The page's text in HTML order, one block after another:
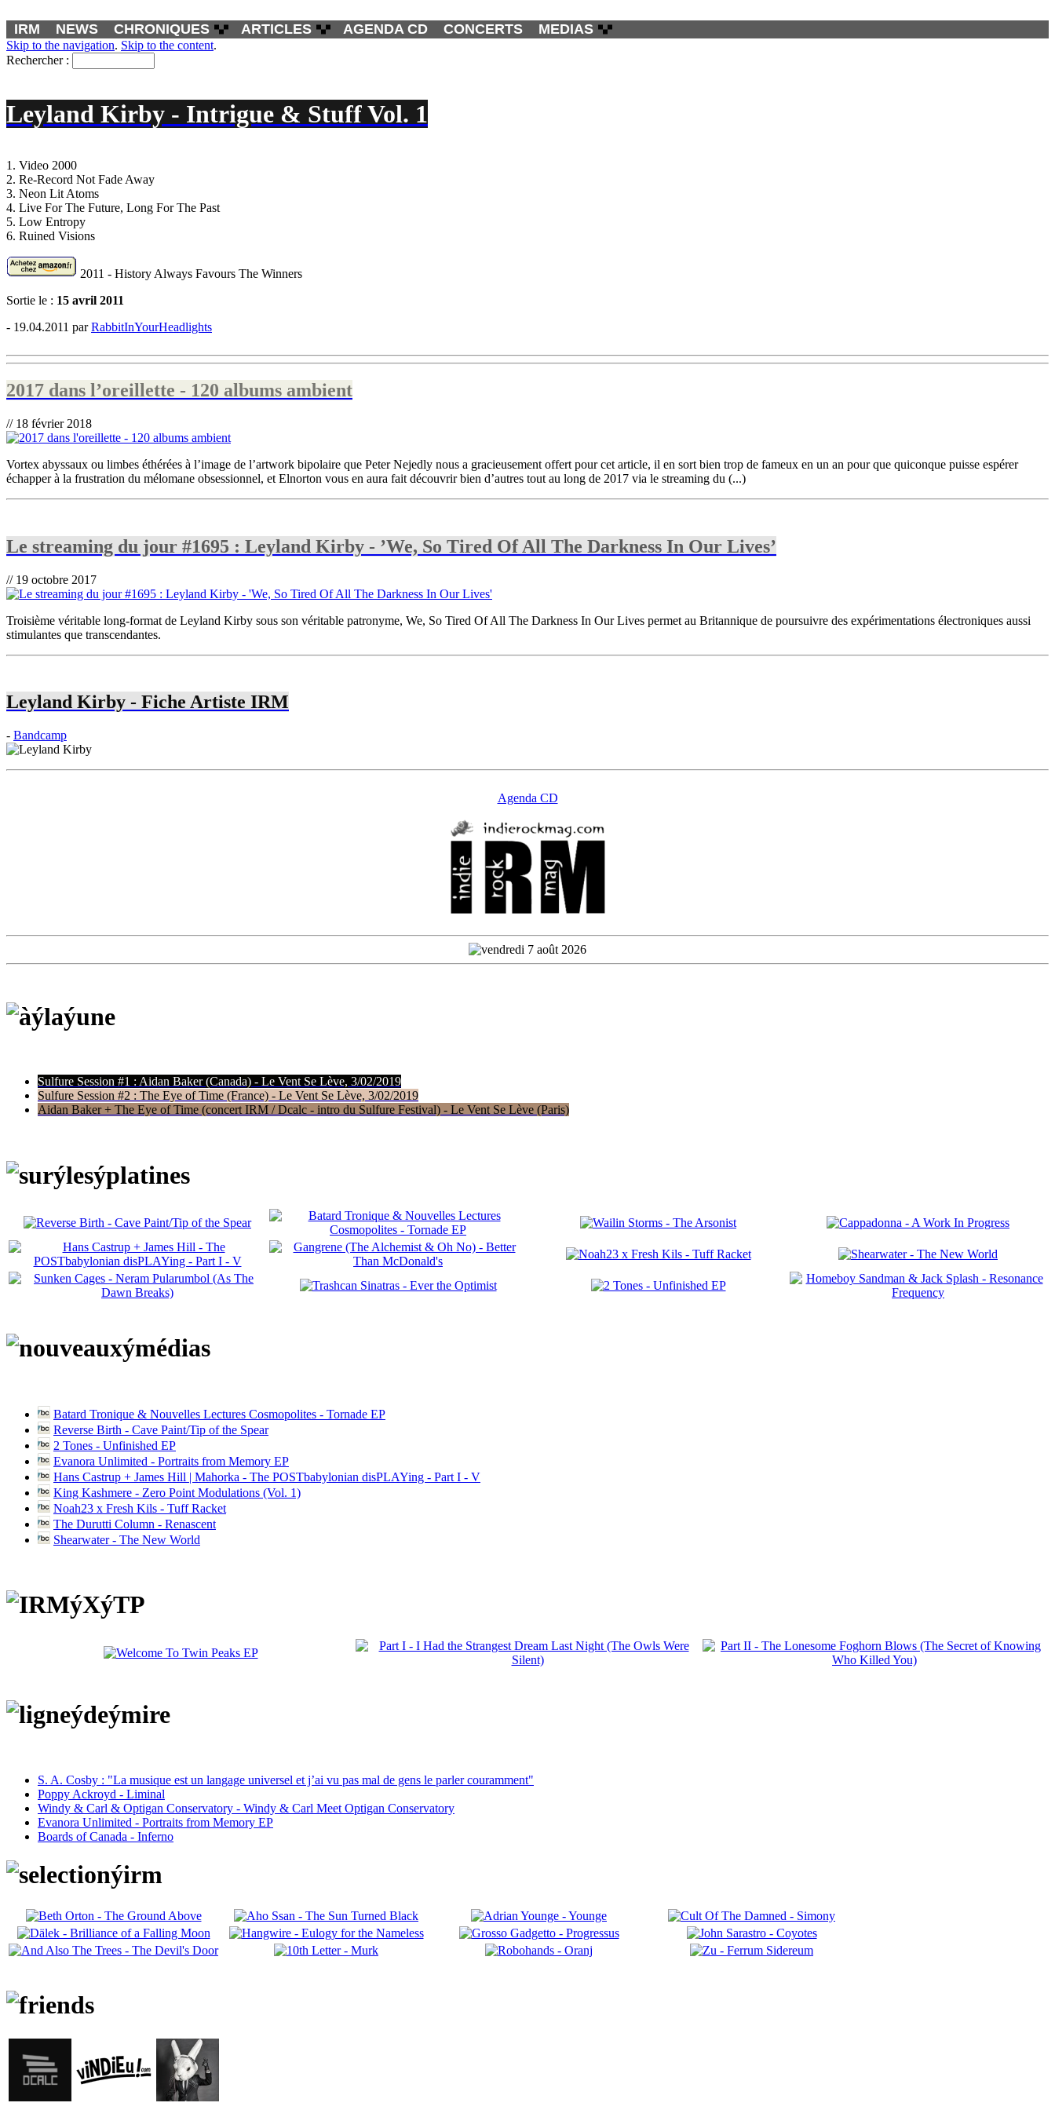
IRM NEWS CHRONIQUES ARTICLES AGENDA CD CONCERTS MEDIAS
Skip to the navigation. Skip to the content.
Rechercher :
Leyland Kirby - Intrigue & Stuff Vol. 1
1. Video 2000
2. Re-Record Not Fade Away
3. Neon Lit Atoms
4. Live For The Future, Long For The Past
5. Low Entropy
6. Ruined Visions
2011 - History Always Favours The Winners
Sortie le : 15 avril 2011
- 19.04.2011 parRabbitInYourHeadlights
2017 dans l’oreillette - 120 albums ambient
// 18 février 2018
Vortex abyssaux ou limbes éthérées à l’image de l’artwork bipolaire que Peter Nejedly nous a gracieusement offert pour cet article, il en sort bien trop de fameux en un an pour que quiconque puisse espérer
échapper à la frustration du mélomane obsessionnel, et Elnorton vous en aura fait découvrir bien d’autres tout au long de 2017 via le streaming du (...)
Le streaming du jour #1695 : Leyland Kirby - ’We, So Tired Of All The Darkness In Our Lives’
// 19 octobre 2017
Troisième véritable long-format de Leyland Kirby sous son véritable patronyme, We, So Tired Of All The Darkness In Our Lives permet au Britannique de poursuivre des expérimentations électroniques aussi
stimulantes que transcendantes.
Leyland Kirby - Fiche Artiste IRM
- Bandcamp
Agenda CD
Sulfure Session #1 : Aidan Baker (Canada) - Le Vent Se Lève, 3/02/2019
Sulfure Session #2 : The Eye of Time (France) - Le Vent Se Lève, 3/02/2019
Aidan Baker + The Eye of Time (concert IRM / Dcalc - intro du Sulfure Festival) - Le Vent Se Lève (Paris)
Batard Tronique & Nouvelles Lectures Cosmopolites - Tornade EP
Reverse Birth - Cave Paint/Tip of the Spear
2 Tones - Unfinished EP
Evanora Unlimited - Portraits from Memory EP
Hans Castrup + James Hill | Mahorka - The POSTbabylonian disPLAYing - Part I - V
King Kashmere - Zero Point Modulations (Vol. 1)
Noah23 x Fresh Kils - Tuff Racket
The Durutti Column - Renascent
Shearwater - The New World
S. A. Cosby : "La musique est un langage universel et j’ai vu pas mal de gens le parler couramment"
Poppy Ackroyd - Liminal
Windy & Carl & Optigan Conservatory - Windy & Carl Meet Optigan Conservatory
Evanora Unlimited - Portraits from Memory EP
Boards of Canada - Inferno